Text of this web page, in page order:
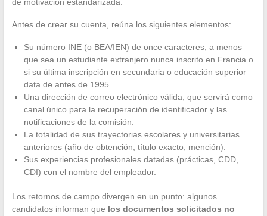
de motivación estandarizada.
Antes de crear su cuenta, reúna los siguientes elementos:
Su número INE (o BEA/IEN) de once caracteres, a menos
que sea un estudiante extranjero nunca inscrito en Francia o
si su última inscripción en secundaria o educación superior
data de antes de 1995.
Una dirección de correo electrónico válida, que servirá como
canal único para la recuperación de identificador y las
notificaciones de la comisión.
La totalidad de sus trayectorias escolares y universitarias
anteriores (año de obtención, título exacto, mención).
Sus experiencias profesionales datadas (prácticas, CDD,
CDI) con el nombre del empleador.
Los retornos de campo divergen en un punto: algunos
candidatos informan que los documentos solicitados no